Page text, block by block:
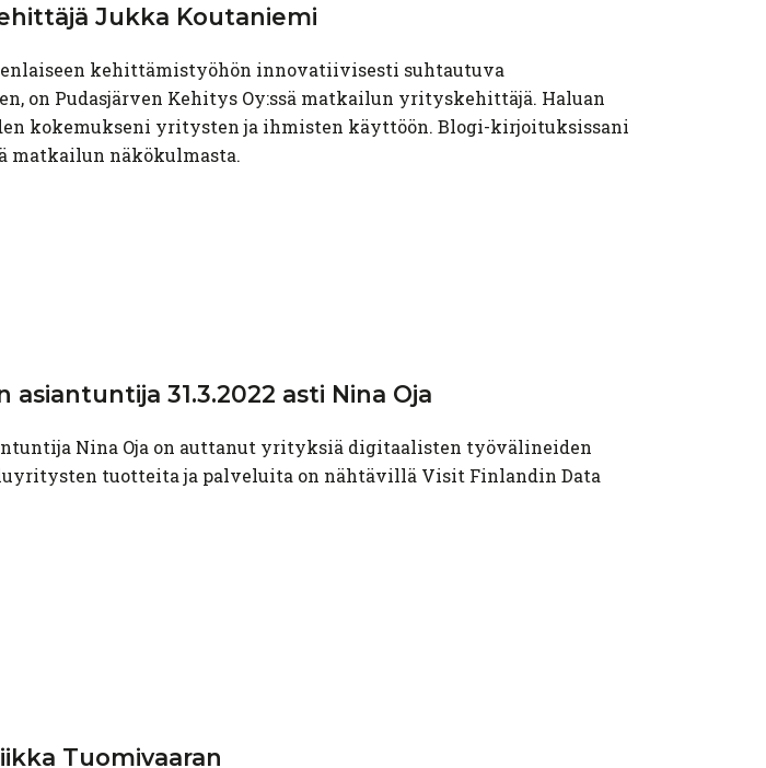
Jukka Koutaniemi
kehittämistyöhön innovatiivisesti suhtautuva
on Pudasjärven Kehitys Oy:ssä matkailun yrityskehittäjä. Haluan
kokemukseni yritysten ja ihmisten käyttöön. Blogi-kirjoituksissani
matkailun näkökulmasta.
asiantuntija 31.3.2022 asti Nina Oja
Nina Oja on auttanut yrityksiä digitaalisten työvälineiden
tuotteita ja palveluita on nähtävillä Visit Finlandin Data
Tuomivaaran